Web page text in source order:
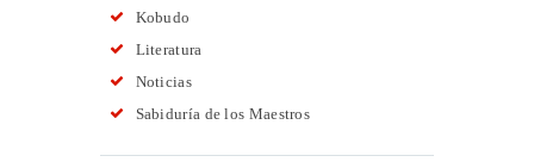
Kobudo
Literatura
Noticias
Sabiduría de los Maestros